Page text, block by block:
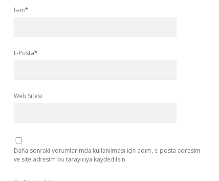
İsim*
E-Posta*
Web Sitesi
Daha sonraki yorumlarımda kullanılması için adım, e-posta adresim
ve site adresim bu tarayıcıya kaydedilsin.